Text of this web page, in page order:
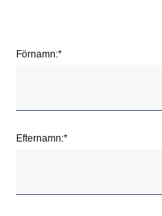
*
Förnamn:
*
Efternamn: